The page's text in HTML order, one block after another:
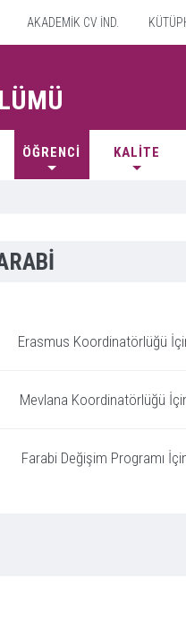
AKADEMİK CV İND.
ÖĞRENCİ KALİTE
Erasmus Koordinatörlüğü İçin
Mevlana Koordinatörlüğü İçin
Farabi Değişim Programı İçin